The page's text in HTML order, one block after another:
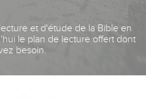
et d'étude de la Bible en
le plan de lecture offert dont
besoin.